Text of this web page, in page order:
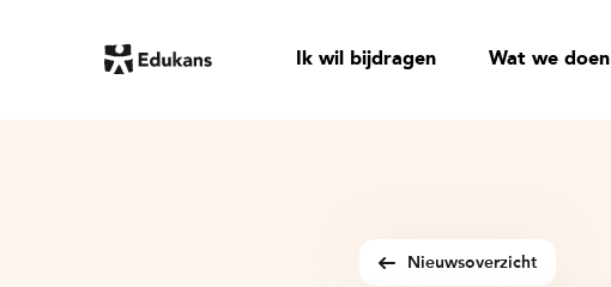
Ik wil bijdragen Wat we doen
Nieuwsoverzicht